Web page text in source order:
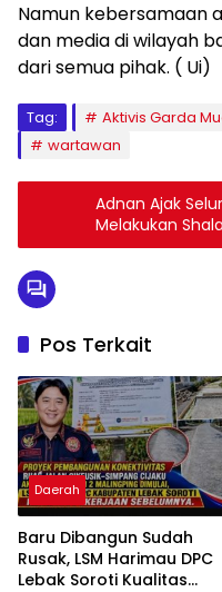
Namun kebersamaan
dan media di wilayah
dari semua pihak. ( Ui)
Tag: Aktivis Garda
wartawan
Adnan Ajak
Melakukan
Pos Terkait
Daerah
Baru Dibangun Sudah
Rusak, LSM Harimau DPC
Lebak Soroti Kualitas